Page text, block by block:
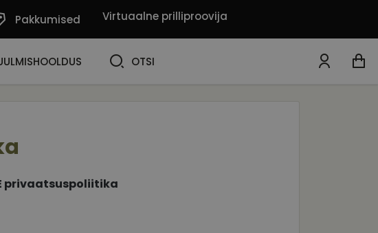
Pakkumised Virtuaalne prilliproovija
OTSI
privaatsuspoliitika